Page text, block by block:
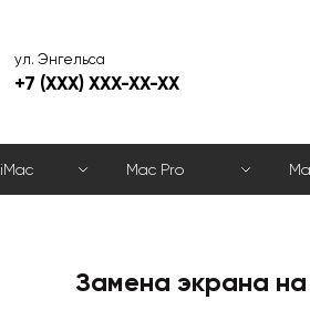
ул. Энгельса
+7 (XXX) XXX-XX-XX
iMac Mac Pro
Замена экрана